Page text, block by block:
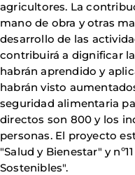
agricultores. La
mano de obra y otras
desarrollo de las
contribuirá a dignificar
habrán aprendido y
habrán visto
seguridad alimentaria
directos son 800 y los
personas. El proyecto
"Salud y Bienestar" y
Sostenibles".